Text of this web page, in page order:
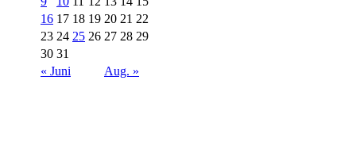
« Juni Aug. »
16 17 18 19 20 21 22
23 24 25 26 27 28 29
30 31